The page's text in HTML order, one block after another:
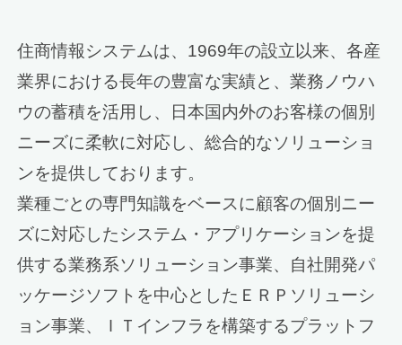
住商情報システムは、1969年の設立以来、各産
業界における長年の豊富な実績と、業務ノウハ
ウの蓄積を活用し、日本国内外のお客様の個別
ニーズに柔軟に対応し、総合的なソリューショ
ンを提供しております。
業種ごとの専門知識をベースに顧客の個別ニー
ズに対応したシステム・アプリケーションを提
供する業務系ソリューション事業、自社開発パ
ッケージソフトを中心としたＥＲＰソリューシ
ョン事業、ＩＴインフラを構築するプラットフ